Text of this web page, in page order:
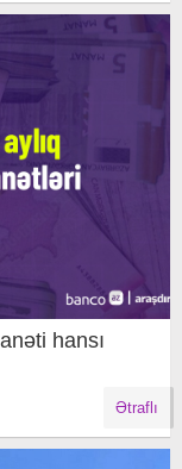
hansı
Ətraflı